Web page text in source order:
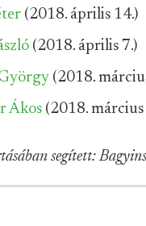
(2018. április 14.)
(2018. április 7.)
(2018.
Ákos (2018. március
segített: